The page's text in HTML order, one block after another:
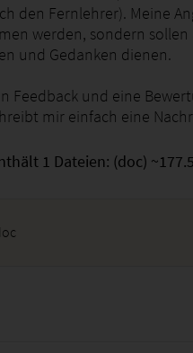
den Fernlehrer). Meine
werden, sondern sollen
und Gedanken dienen.
Feedback und eine
mir einfach eine
1 Dateien: (doc)